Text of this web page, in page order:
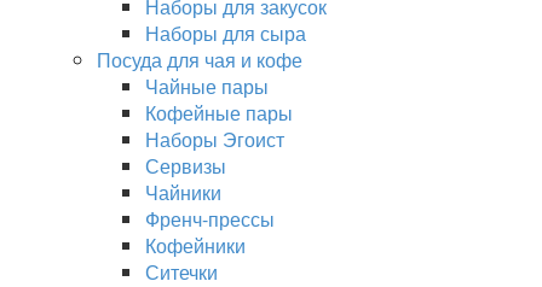
Наборы для закусок
Наборы для сыра
Посуда для чая и кофе
Чайные пары
Кофейные пары
Наборы Эгоист
Сервизы
Чайники
Френч-прессы
Кофейники
Ситечки